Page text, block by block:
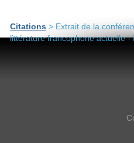
Citations > Extrait de la
littérature francophone actuelle -